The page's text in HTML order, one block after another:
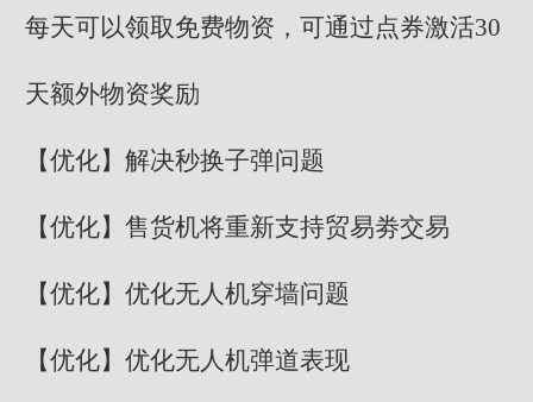
每天可以领取免费物资，可通过点券激活30
天额外物资奖励
【优化】解决秒换子弹问题
【优化】售货机将重新支持贸易劵交易
【优化】优化无人机穿墙问题
【优化】优化无人机弹道表现